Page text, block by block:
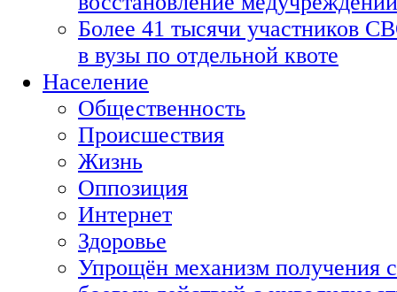
Более 41 тысячи участников
в вузы по отдельной квоте
Население
Общественность
Происшествия
Жизнь
Оппозиция
Интернет
Здоровье
Упрощён механизм получения